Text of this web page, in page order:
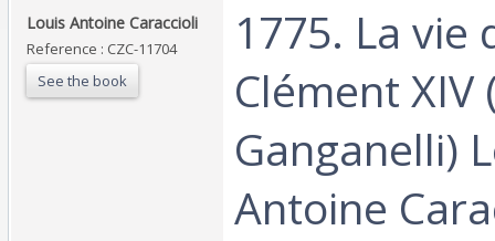
‎Louis Antoine Caraccioli‎
Reference : CZC-11704
See the book
‎1775. La vie
Clément XIV
Ganganelli)
Antoine